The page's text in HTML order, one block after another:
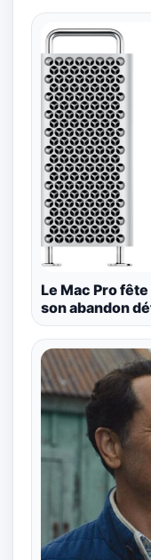
Le Mac Pro
son abandon